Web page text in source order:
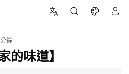
鐘
的味道】